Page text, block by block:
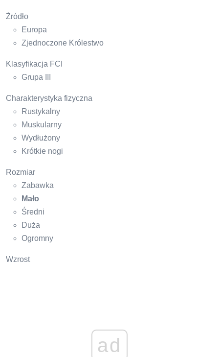
Źródło
Europa
Zjednoczone Królestwo
Klasyfikacja FCI
Grupa III
Charakterystyka fizyczna
Rustykalny
Muskularny
Wydłużony
Krótkie nogi
Rozmiar
Zabawka
Mało
Średni
Duża
Ogromny
Wzrost
ad